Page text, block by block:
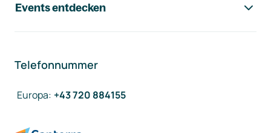
Events entdecken
Telefonnummer
Europa: +43 720 884155